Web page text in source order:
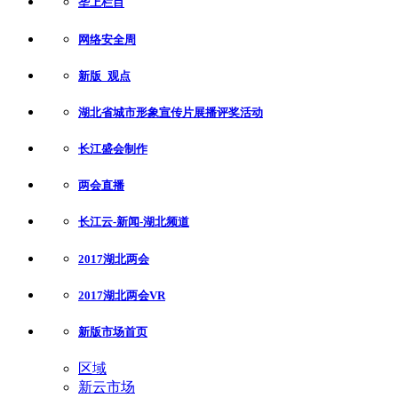
网络安全周
新版_观点
湖北省城市形象宣传片展播评奖活动
长江盛会制作
两会直播
长江云-新闻-湖北频道
2017湖北两会
2017湖北两会VR
新版市场首页
区域
新云市场